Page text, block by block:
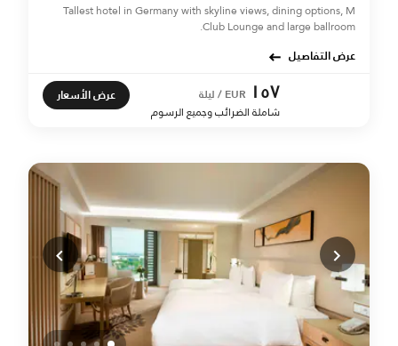
Tallest hotel in Germany with skyline views, dining options, M
Club Lounge and large ballroom.
عرض التفاصيل
١٥٧ EUR / ليلة
شاملة الضرائب وجميع الرسوم
عرض الأسعار